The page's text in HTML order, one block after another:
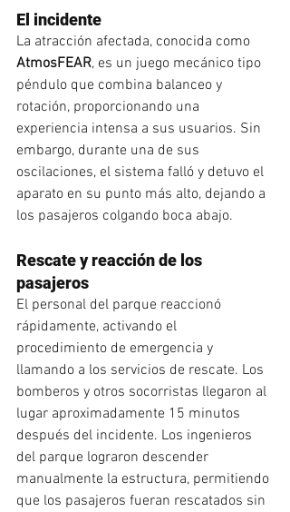
El incidente
La atracción afectada, conocida como
AtmosFEAR, es un juego mecánico tipo
péndulo que combina balanceo y
rotación, proporcionando una
experiencia intensa a sus usuarios. Sin
embargo, durante una de sus
oscilaciones, el sistema falló y detuvo el
aparato en su punto más alto, dejando a
los pasajeros colgando boca abajo.
Rescate y reacción de los
pasajeros
El personal del parque reaccionó
rápidamente, activando el
procedimiento de emergencia y
llamando a los servicios de rescate. Los
bomberos y otros socorristas llegaron al
lugar aproximadamente 15 minutos
después del incidente. Los ingenieros
del parque lograron descender
manualmente la estructura, permitiendo
que los pasajeros fueran rescatados sin